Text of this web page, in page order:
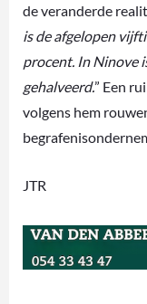
de veranderde
is de afgelopen
procent. In Ninove
gehalveerd.” Een
volgens hem
JTR